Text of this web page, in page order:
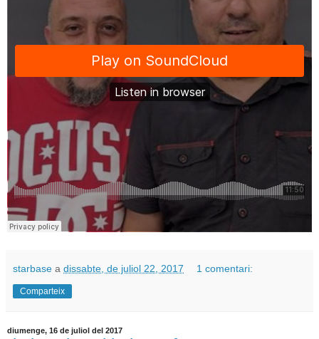
starbase a dissabte, de juliol 22, 2017 1 comentari:
Comparteix
diumenge, 16 de juliol del 2017